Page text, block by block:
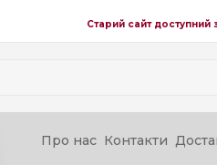
Старий сайт доступний
Про нас Контакти